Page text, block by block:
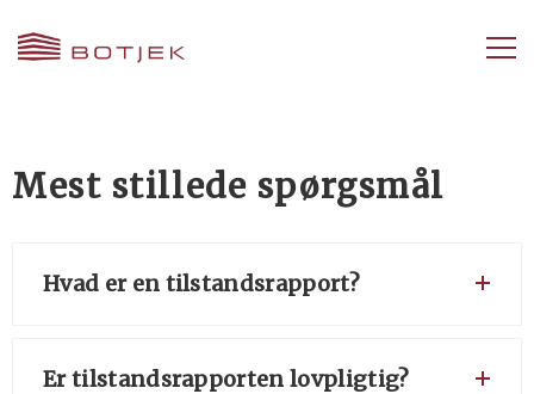
Mest stillede spørgsmål
Hvad er en tilstandsrapport?
Er tilstandsrapporten lovpligtig?